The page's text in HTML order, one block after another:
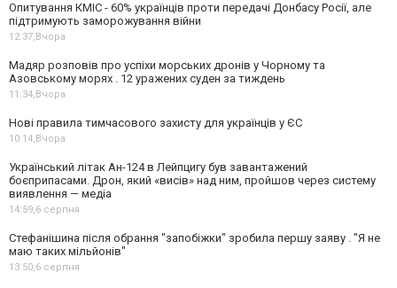
Опитування КМІС - 60% українців проти передачі Донбасу Росії, але
підтримують заморожування війни
12:37, Вчора
Мадяр розповів про успіхи морських дронів у Чорному та
Азовському морях . 12 уражених суден за тиждень
11:34, Вчора
Нові правила тимчасового захисту для українців у ЄС
10:14, Вчора
Український літак Ан-124 в Лейпцигу був завантажений
боєприпасами. Дрон, який «висів» над ним, пройшов через систему
виявлення — медіа
14:59,6 серпня
Стефанішина після обрання "запобіжки" зробила першу заяву . "Я не
маю таких мільйонів"
13:50,6 серпня